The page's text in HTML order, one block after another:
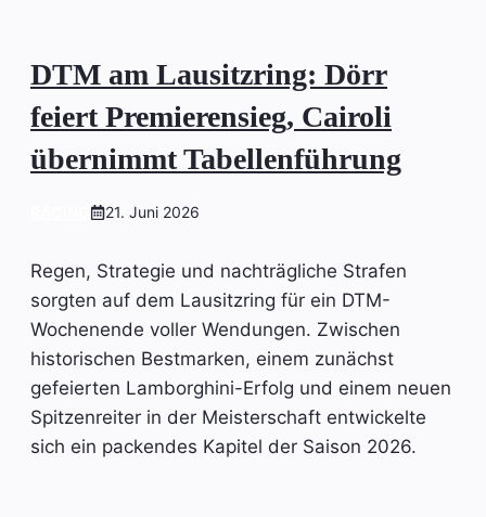
DTM am Lausitzring: Dörr
feiert Premierensieg, Cairoli
übernimmt Tabellenführung
21. Juni 2026
Regen, Strategie und nachträgliche Strafen
sorgten auf dem Lausitzring für ein DTM-
Wochenende voller Wendungen. Zwischen
historischen Bestmarken, einem zunächst
gefeierten Lamborghini-Erfolg und einem neuen
Spitzenreiter in der Meisterschaft entwickelte
sich ein packendes Kapitel der Saison 2026.